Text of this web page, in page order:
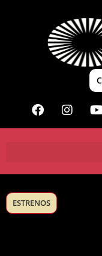
ESTRENOS